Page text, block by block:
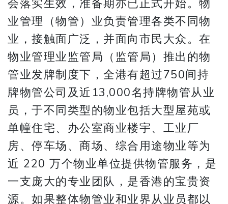
会落实生效，准备期亦已正式开始。物
业管理（物管）业负责管理各类不同物
业，接触面广泛，并面向市民大众。在
物业管理业监管局（监管局）推出的物
管业发牌制度下，全港有超过750间持
牌物管公司及近13,000名持牌物管从业
员，于不同类型的物业包括大型屋苑或
单幢住宅、办公室商业楼宇、工业厂
房、停车场、商场、综合用途物业等为
近 220 万个物业单位提供物管服务，是
一支庞大的专业团队，是香港的宝贵资
源。如果整体物管业和业界从业员都以